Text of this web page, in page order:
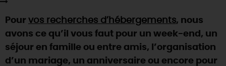
TOUTES LES ACTIVITÉS
Vins etvignobles
Chic, une aire de pique-nique
Par ici les guinguettes
Que rapporter du Loiret ?
(re)Découvrir les coulisses de la Faïencerie de
Gien !
Expérimenterles parcours Baludik🕵️
INFOS & SERVICES
RÉSERVERMAINTENANT
Pour vos recherches d’hébergements, nous
avons ce qu’il vous faut pour un week-end, un
séjour en famille ou entre amis, l’organisation
d’un mariage, un anniversaire ou encore pour